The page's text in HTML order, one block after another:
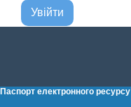
Паспорт електронного ресурсу